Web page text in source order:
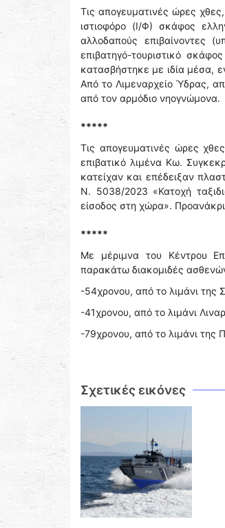
Τις απογευματινές ώρες
ιστιοφόρο (Ι/Φ) σκάφος
αλλοδαπούς επιβαίνοντες
επιβατηγό-τουριστικό
κατασβήστηκε με ιδία μέσα,
Από το Λιμεναρχείο Ύδρας,
από τον αρμόδιο νηογνώμονα.
*****
Τις απογευματινές ώρες
επιβατικό λιμένα Κω.
κατείχαν και επέδειξαν
Ν. 5038/2023 «Κατοχή
είσοδος στη χώρα».
*****
Με μέριμνα του Κέντρου
παρακάτω διακομιδές
-54χρονου, από το λιμάνι
-41χρονου, από το λιμάνι
-79χρονου, από το λιμάνι της
Σχετικές εικόνες